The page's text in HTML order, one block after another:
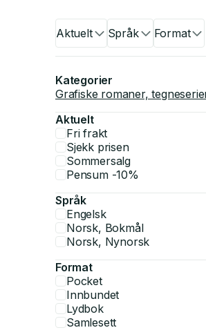
Aktuelt Språk Format
Kategorier
Aktuelt
Fri frakt
Sjekk prisen
Sommersalg
Pensum -10%
Språk
Engelsk
Norsk, Bokmål
Norsk, Nynorsk
Format
Pocket
Innbundet
Lydbok
Samlesett